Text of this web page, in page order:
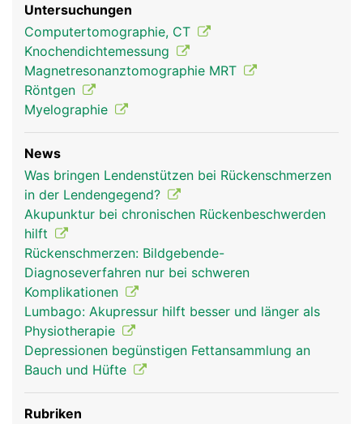
Untersuchungen
Computertomographie, CT
Knochendichtemessung
Magnetresonanztomographie MRT
Röntgen
Myelographie
News
Was bringen Lendenstützen bei Rückenschmerzen
in der Lendengegend?
Akupunktur bei chronischen Rückenbeschwerden
hilft
Rückenschmerzen: Bildgebende-
Diagnoseverfahren nur bei schweren
Komplikationen
Lumbago: Akupressur hilft besser und länger als
Physiotherapie
Depressionen begünstigen Fettansammlung an
Bauch und Hüfte
Rubriken